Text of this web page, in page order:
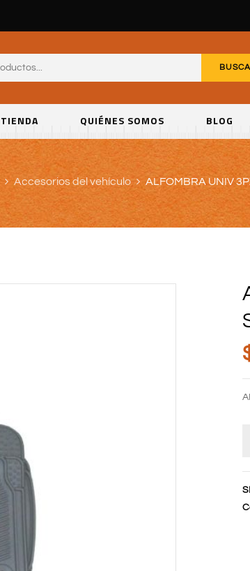
TIENDA QUIÉNES SOMOS BLOG
Accesorios del vehículo ALFOMBRA UNIV